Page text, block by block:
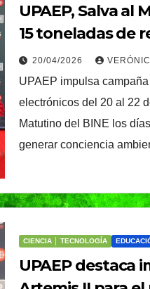
UPAEP, Salva al
15 toneladas de
electrónicos
20/04/2026
UPAEP impulsa
electrónicos del 20 al 22
Matutino del BINE los
generar conciencia
CIENCIA │ TECNOLOGÍA
UPAEP destaca
del
29/07/